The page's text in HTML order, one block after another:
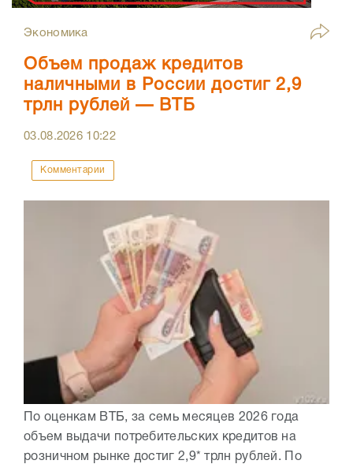
Экономика
Объем продаж кредитов
наличными в России достиг 2,9
трлн рублей — ВТБ
03.08.2026 10:22
Комментарии
По оценкам ВТБ, за семь месяцев 2026 года
объем выдачи потребительских кредитов на
розничном рынке достиг 2,9* трлн рублей. По